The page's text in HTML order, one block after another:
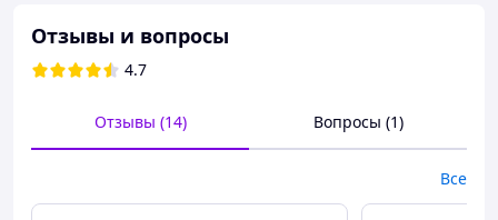
Отзывы и вопросы
4.7
Отзывы (14) Вопросы (1)
Все